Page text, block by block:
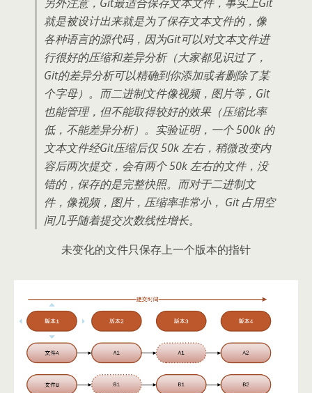
就是被设计出来就是为了保存文本文件的，像
各种语言的源代码，因为Git可以对文本文件进
行很好的压缩和差异分析（大家都见识过了，
Git的差异分析可以精确到你添加或者删除了某
个字母）。而二进制文件像视频，图片等，Git
也能管理，但不能取得较好的效果（压缩比率
低，不能差异分析）。实验证明，一个 500k 的
文本文件经Git压缩后仅 50k 左右，稍微改变内
容后两次提交，会有两个 50k 左右的文件，没
错的，保存的是完整快照。而对于二进制文
件，像视频，图片，压缩率非常小， Git 占用空
间几乎随着提交次数线性增长。
未变化的文件只保存上一个版本的指针